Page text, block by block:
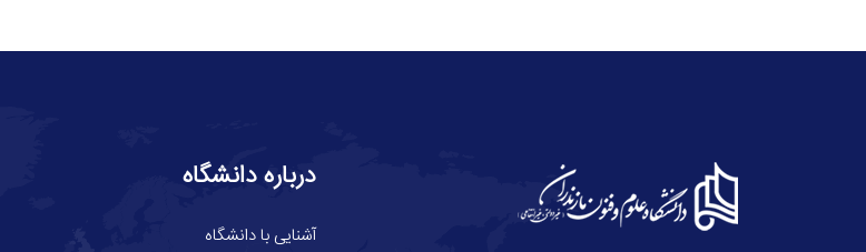
درباره دانشگاه
آشنایی با دانشگاه